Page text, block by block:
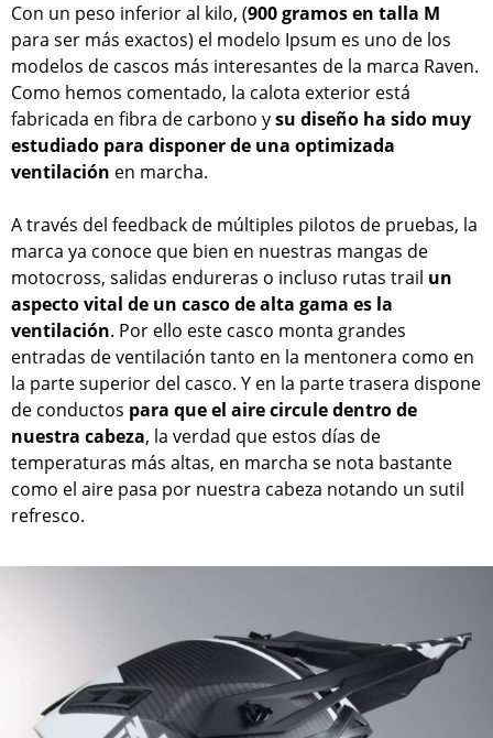
Con un peso inferior al kilo, (900 gramos en talla M
para ser más exactos) el modelo Ipsum es uno de los
modelos de cascos más interesantes de la marca Raven.
Como hemos comentado, la calota exterior está
fabricada en fibra de carbono ysu diseño ha sido muy
estudiado para disponer de una optimizada
ventilación en marcha.
A través del feedback de múltiples pilotos de pruebas, la
marca ya conoce que bien en nuestras mangas de
motocross, salidas endureras o incluso rutas trail un
aspecto vital de un casco de alta gama es la
ventilación. Por ello este casco monta grandes
entradas de ventilación tanto en la mentonera como en
la parte superior del casco. Y en la parte trasera dispone
de conductos para que el aire circule dentro de
nuestra cabeza, la verdad que estos días de
temperaturas más altas, en marcha se nota bastante
como el aire pasa por nuestra cabeza notando un sutil
refresco.